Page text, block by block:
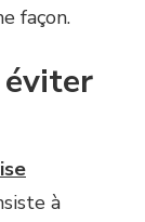
façon.
à